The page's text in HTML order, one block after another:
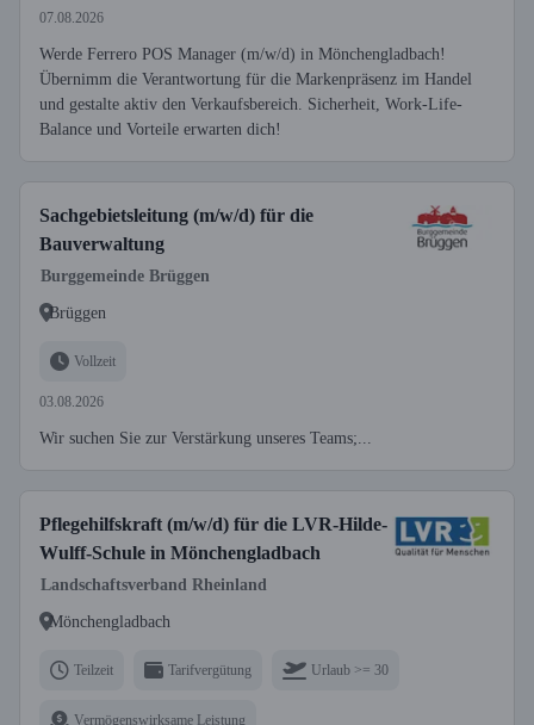
07.08.2026
Werde Ferrero POS Manager (m/w/d) in Mönchengladbach!
Übernimm die Verantwortung für die Markenpräsenz im Handel
und gestalte aktiv den Verkaufsbereich. Sicherheit, Work-Life-
Balance und Vorteile erwarten dich!
Sachgebietsleitung (m/w/d) für die
Bauverwaltung
Burggemeinde Brüggen
Brüggen
Vollzeit
03.08.2026
Wir suchen Sie zur Verstärkung unseres Teams;...
Pflegehilfskraft (m/w/d) für die LVR-Hilde-
Wulff-Schule in Mönchengladbach
Landschaftsverband Rheinland
Mönchengladbach
Teilzeit Tarifvergütung Urlaub >= 30
Vermögenswirksame Leistung